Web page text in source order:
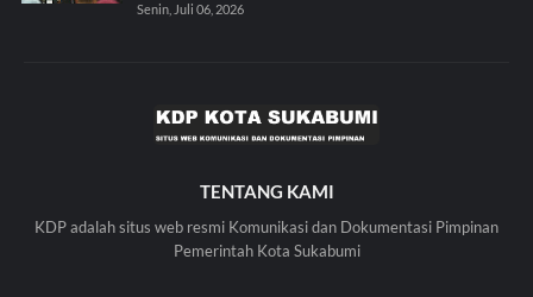
Senin, Juli 06, 2026
TENTANG KAMI
KDP adalah situs web resmi Komunikasi dan Dokumentasi Pimpinan
Pemerintah Kota Sukabumi